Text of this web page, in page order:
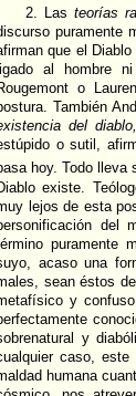
2. Lasteorías
puramente
que el
ligado al hombre
o
También
del diablo,
o sutil,
hoy. Todo lleva
existe.
lejos de esta
del
puramente
acaso una
sean éstos
y
y
caso,
humana